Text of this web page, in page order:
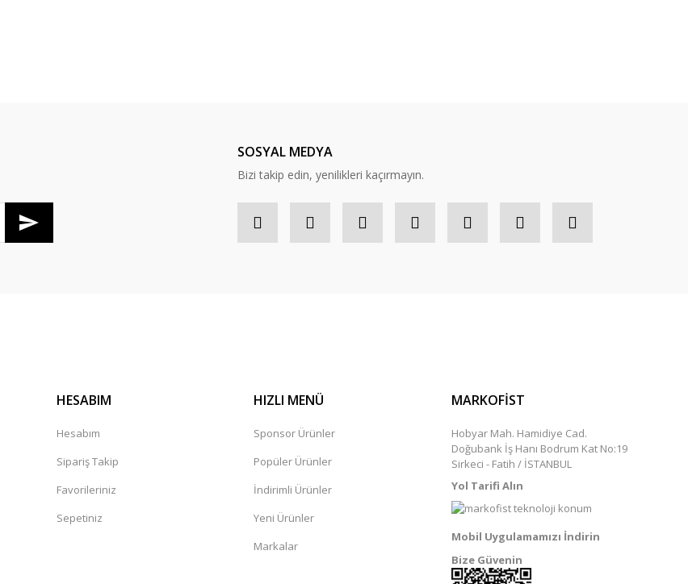
SOSYAL MEDYA
Bizi takip edin, yenilikleri kaçırmayın.
HESABIM
Hesabım
Sipariş Takip
Favorileriniz
Sepetiniz
HIZLI MENÜ
Sponsor Ürünler
Popüler Ürünler
İndirimli Ürünler
Yeni Ürünler
Markalar
MARKOFİST
Hobyar Mah. Hamidiye Cad.
Doğubank İş Hanı Bodrum Kat No:19
Sirkeci - Fatih / İSTANBUL
Yol Tarifi Alın
Mobil Uygulamamızı İndirin
Bize Güvenin